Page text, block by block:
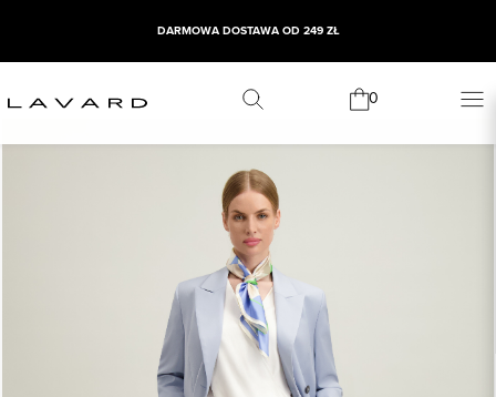
DARMOWA DOSTAWA OD 249 ZŁ
0